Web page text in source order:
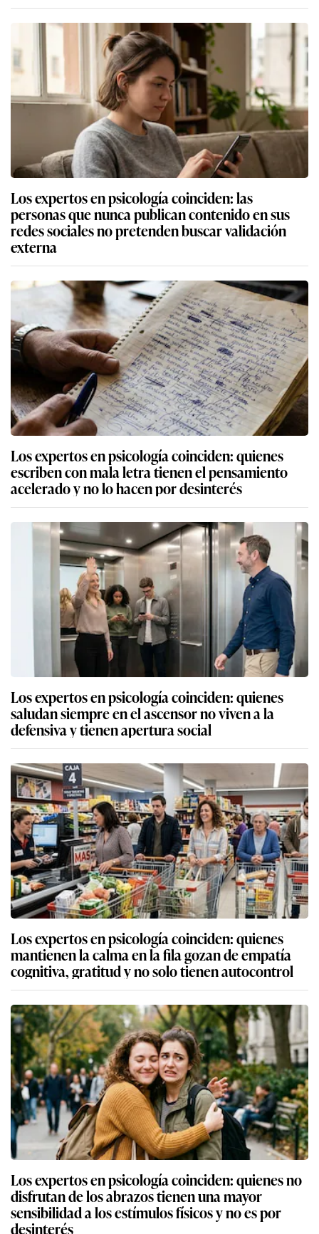
Los expertos en psicología coinciden: las
personas que nunca publican contenido en sus
redes sociales no pretenden buscar validación
externa
Los expertos en psicología coinciden: quienes
escriben con mala letra tienen el pensamiento
acelerado y no lo hacen por desinterés
Los expertos en psicología coinciden: quienes
saludan siempre en el ascensor no viven a la
defensiva y tienen apertura social
Los expertos en psicología coinciden: quienes
mantienen la calma en la fila gozan de empatía
cognitiva, gratitud y no solo tienen autocontrol
Los expertos en psicología coinciden: quienes no
disfrutan de los abrazos tienen una mayor
sensibilidad a los estímulos físicos y no es por
desinterés